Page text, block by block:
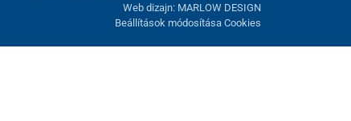
Web dizajn: MARLOW DESIGN
Beállítások módosítása Cookies